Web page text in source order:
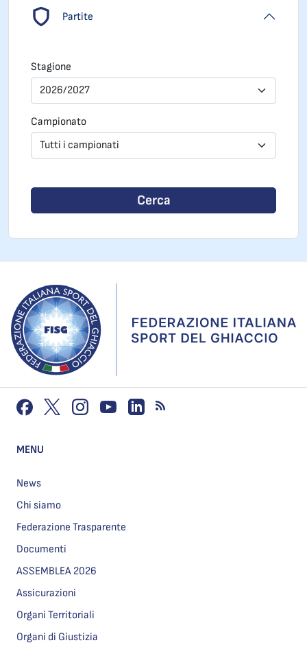
Partite
Stagione
2026/2027
Campionato
Tutti i campionati
Cerca
MENU
News
Chi siamo
Federazione Trasparente
Documenti
ASSEMBLEA 2026
Assicurazioni
Organi Territoriali
Organi di Giustizia